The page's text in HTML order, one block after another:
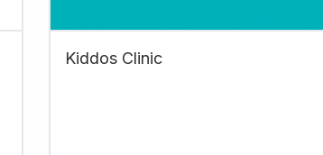
Kiddos Clinic